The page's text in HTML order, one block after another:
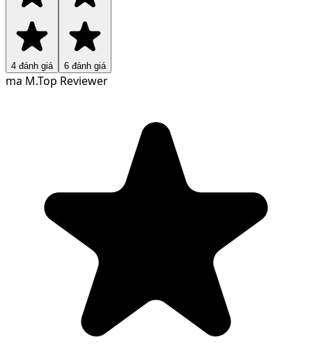
4 đánh giá 6 đánh giá
ma M.Top Reviewer